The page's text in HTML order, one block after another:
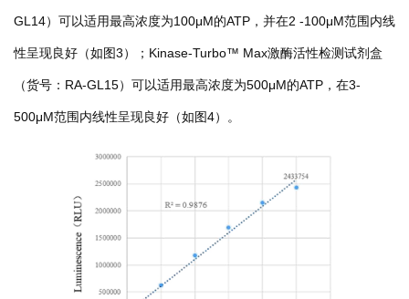
GL14）可以适用最高浓度为100μM的ATP，并在2 -100μM范围内线
性呈现良好（如图3）；Kinase-Turbo™ Max激酶活性检测试剂盒
（货号：RA-GL15）可以适用最高浓度为500μM的ATP，在3-
500μM范围内线性呈现良好（如图4）。